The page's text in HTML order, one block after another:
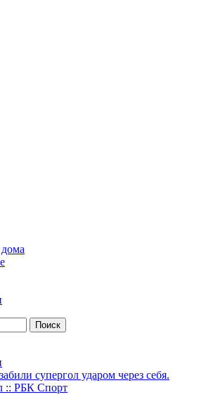
супергол ударом через себя.
:: РБК Спорт